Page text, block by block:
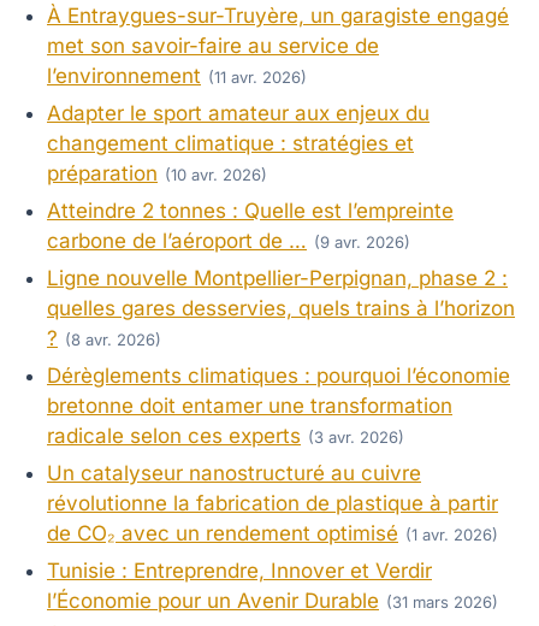
À Entraygues-sur-Truyère, un garagiste engagé
met son savoir-faire au service de
l’environnement (11 avr. 2026)
Adapter le sport amateur aux enjeux du
changement climatique : stratégies et
préparation (10 avr. 2026)
Atteindre 2 tonnes : Quelle est l’empreinte
carbone de l’aéroport de … (9 avr. 2026)
Ligne nouvelle Montpellier-Perpignan, phase 2 :
quelles gares desservies, quels trains à l’horizon
? (8 avr. 2026)
Dérèglements climatiques : pourquoi l’économie
bretonne doit entamer une transformation
radicale selon ces experts (3 avr. 2026)
Un catalyseur nanostructuré au cuivre
révolutionne la fabrication de plastique à partir
de CO₂ avec un rendement optimisé (1 avr. 2026)
Tunisie : Entreprendre, Innover et Verdir
l’Économie pour un Avenir Durable (31 mars 2026)